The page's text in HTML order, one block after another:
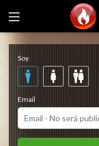
Soy
Email